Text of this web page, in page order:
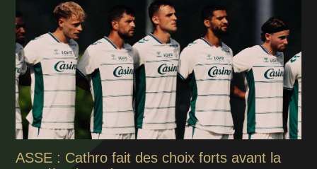
ASSE : Cathro fait des choix forts avant la